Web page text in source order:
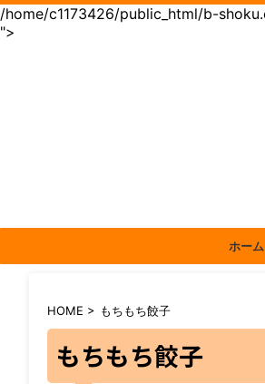
/home/c1173426/public_html/b-
">
ホーム
HOME > もちもち餃子
もちもち餃子